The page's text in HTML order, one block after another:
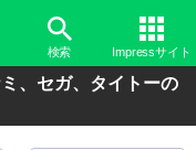
検索 Impressサイト
、セガ、タイトーの